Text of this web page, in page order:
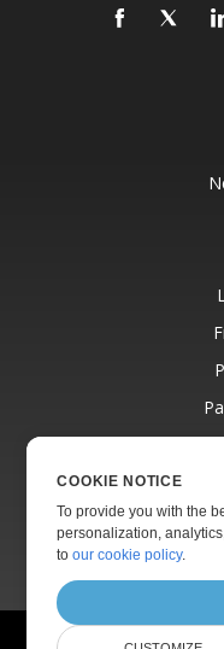
© Aspose Pty
COOKIE NOTICE
To provide you with the
personalization,
toour cookie policy.